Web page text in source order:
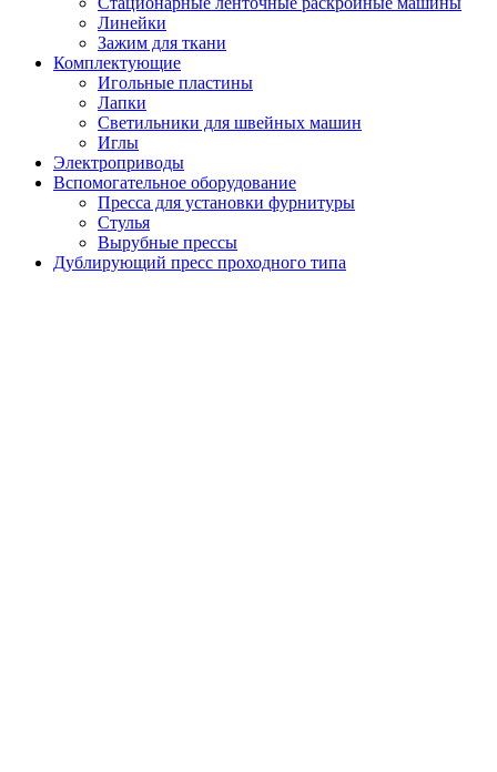
Линейки
Зажим для ткани
Комплектующие
Игольные пластины
Лапки
Светильники для швейных машин
Иглы
Электроприводы
Вспомогательное оборудование
Пресса для установки фурнитуры
Стулья
Вырубные прессы
Дублирующий пресс проходного типа